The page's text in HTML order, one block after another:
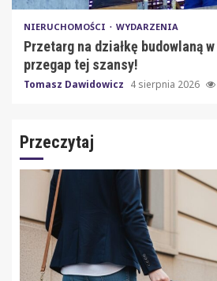
NIERUCHOMOŚCI WYDARZENIA
Przetarg na działkę budowlaną
przegap tej szansy!
Tomasz Dawidowicz 4 sierpnia 2026
Przeczytaj